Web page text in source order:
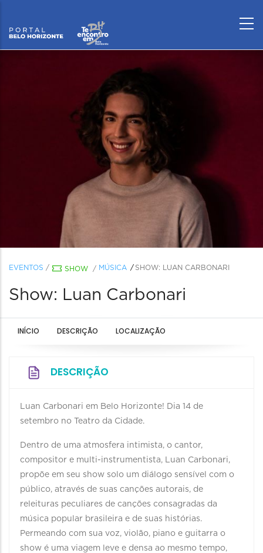
EVENTOS / SHOW / MÚSICA SHOW: LUAN CARBONARI
Show: Luan Carbonari
INÍCIO DESCRIÇÃO LOCALIZAÇÃO
DESCRIÇÃO
Luan Carbonari em Belo Horizonte! Dia 14 de
setembro no Teatro da Cidade.
Dentro de uma atmosfera intimista, o cantor,
compositor e multi-instrumentista, Luan Carbonari,
propõe em seu show solo um diálogo sensível com o
público, através de suas canções autorais, de
releituras peculiares de canções consagradas da
música popular brasileira e de suas histórias.
Permeando com sua voz, violão, piano e guitarra o
show é uma viagem leve e densa ao mesmo tempo,